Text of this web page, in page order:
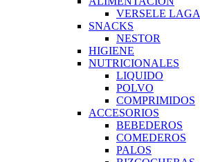
VERSELE LAGA
SNACKS
NESTOR
HIGIENE
NUTRICIONALES
LIQUIDO
POLVO
COMPRIMIDOS
ACCESORIOS
BEBEDEROS
COMEDEROS
PALOS